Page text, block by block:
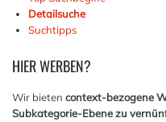
Detailsuche
Suchtipps
HIERWERBEN?
Wir bieten context-bezogene
Subkategorie-Ebene zu